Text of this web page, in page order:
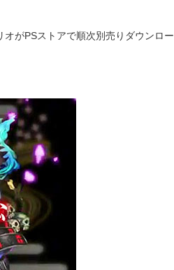
がPSストアで順次別売りダウンロー